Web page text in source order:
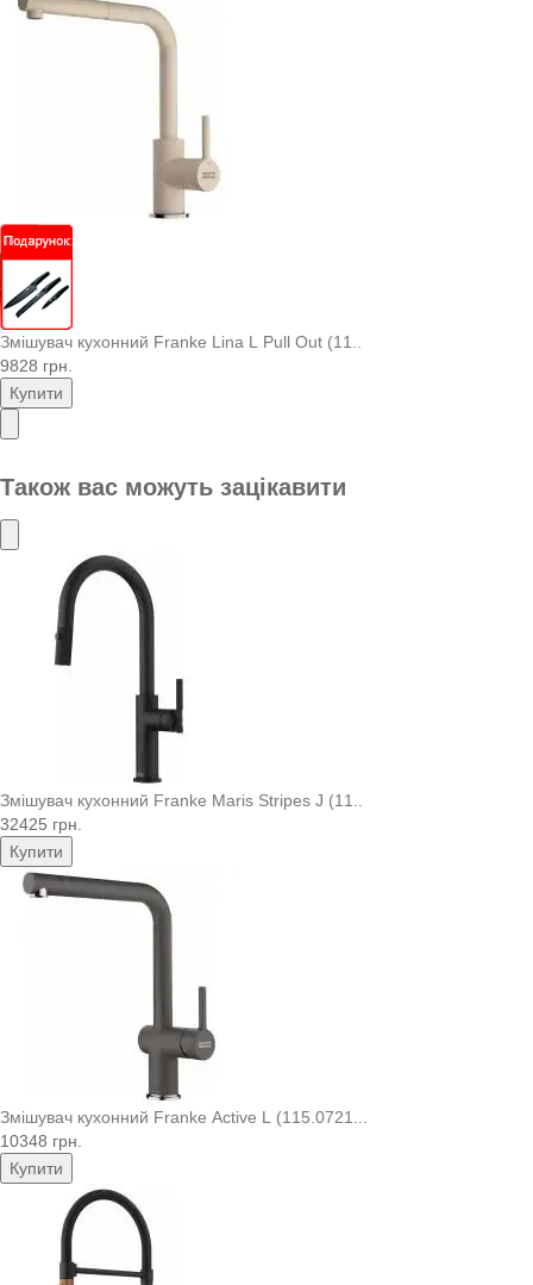
Змішувач кухонний Franke Lina L Pull Out (11..
9828 грн.
Купити
Також вас можуть зацікавити
Змішувач кухонний Franke Maris Stripes J (11..
32425 грн.
Купити
Змішувач кухонний Franke Active L (115.0721...
10348 грн.
Купити